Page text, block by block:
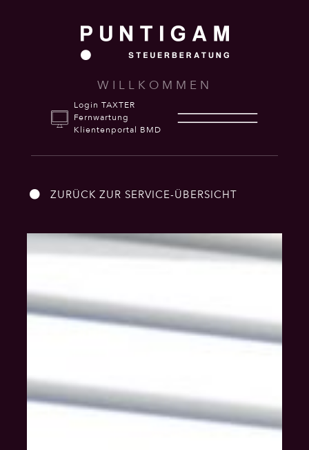
WILLKOMMEN
Login TAXTER
Fernwartung
Klientenportal BMD
ZURÜCK ZUR SERVICE-ÜBERSICHT